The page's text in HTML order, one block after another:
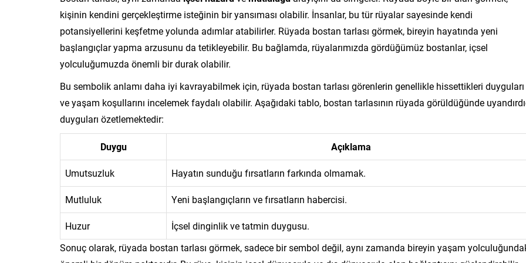
kişinin kendini gerçekleştirme isteğinin bir yansıması olabilir. İnsanlar, bu tür rüyalar sayesinde kendi
potansiyellerini keşfetme yolunda adımlar atabilirler. Rüyada bostan tarlası görmek, bireyin hayatında yeni
başlangıçlar yapma arzusunu da tetikleyebilir. Bu bağlamda, rüyalarımızda gördüğümüz bostanlar, içsel
yolculuğumuzda önemli bir durak olabilir.
Bu sembolik anlamı daha iyi kavrayabilmek için, rüyada bostan tarlası görenlerin genellikle hissettikleri duyguları
ve yaşam koşullarını incelemek faydalı olabilir. Aşağıdaki tablo, bostan tarlasının rüyada görüldüğünde
duyguları özetlemektedir:
Duygu Açıklama
Umutsuzluk Hayatın sunduğu fırsatların farkında olmamak.
Mutluluk Yeni başlangıçların ve fırsatların habercisi.
Huzur
İçsel dinginlik ve tatmin duygusu.
Sonuç olarak, rüyada bostan tarlası görmek, sadece bir sembol değil, aynı zamanda bireyin yaşam